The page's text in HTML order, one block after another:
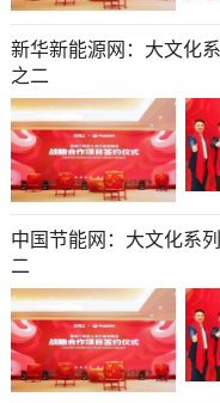
新华新能源网：大文化
之二
中国节能网：大文化系
二